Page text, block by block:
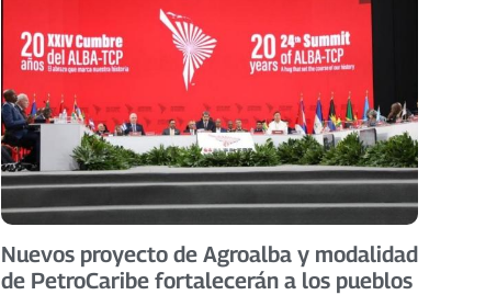
Nuevos proyecto de Agroalba y modalidad
de PetroCaribe fortalecerán a los pueblos